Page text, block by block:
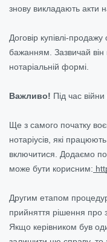
знову викладають акти
Договір купівлі-
бажанням. Зазвичай він
нотаріальній формі.
Важливо! Під час
Ще з самого початку
нотаріусів, які
включитися. Додаємо
може бути корисним:
Другим етапом
прийняття рішення про
Якщо керівником був